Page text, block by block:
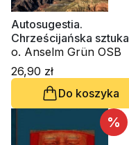
Autosugestia.
Chrześcijańska sztuka
pozytywnego myślenia
o. Anselm Grün OSB
26,90 zł
Do koszyka
%